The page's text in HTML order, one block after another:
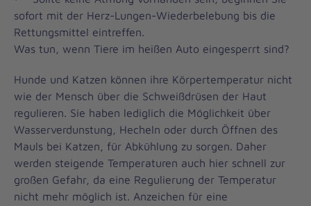
sofort mit der Herz-Lungen-Wiederbelebung bis die
Rettungsmittel eintreffen.
Was tun, wenn Tiere im heißen Auto eingesperrt sind?
Hunde und Katzen können ihre Körpertemperatur nicht
wie der Mensch über die Schweißdrüsen der Haut
regulieren. Sie haben lediglich die Möglichkeit über
Wasserverdunstung, Hecheln oder durch Öffnen des
Mauls bei Katzen, für Abkühlung zu sorgen. Daher
werden steigende Temperaturen auch hier schnell zur
großen Gefahr, da eine Regulierung der Temperatur
nicht mehr möglich ist. Anzeichen für eine